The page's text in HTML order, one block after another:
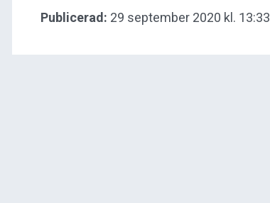
Publicerad: 29 september 2020 kl. 13:33